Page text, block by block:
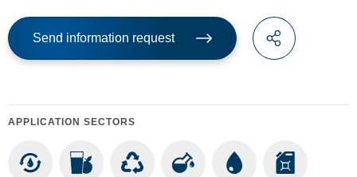
Send information request
APPLICATION SECTORS